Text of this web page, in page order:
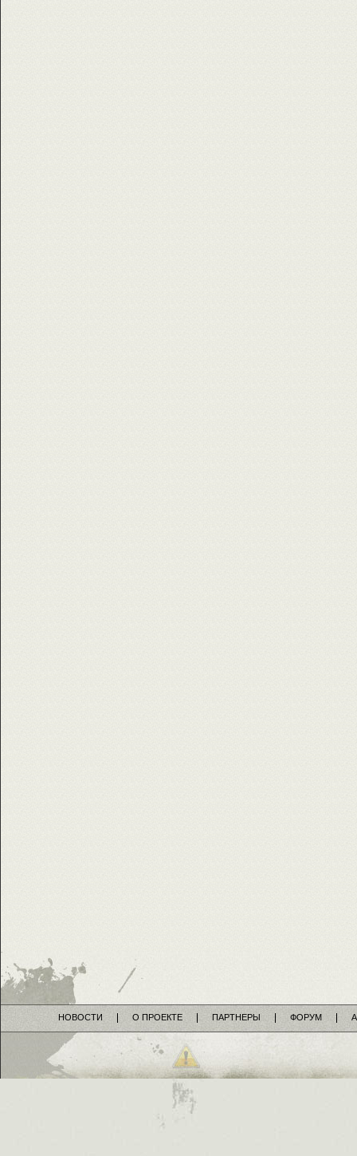
НОВОСТИ О ПРОЕКТЕ ПАРТНЕРЫ ФОРУМ